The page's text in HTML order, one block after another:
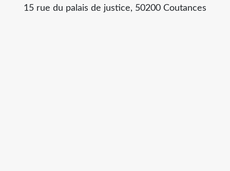
15 rue du palais de justice, 50200 Coutances